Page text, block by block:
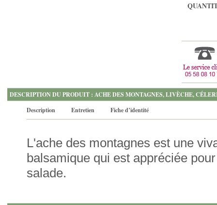
DESCRIPTION DU PRODUIT : ACHE DES MONTAGNES, LIVÈCHE,
Description
Entretien Fiche d’identité
L'ache des montagnes est une
balsamique qui est appréciée
salade.